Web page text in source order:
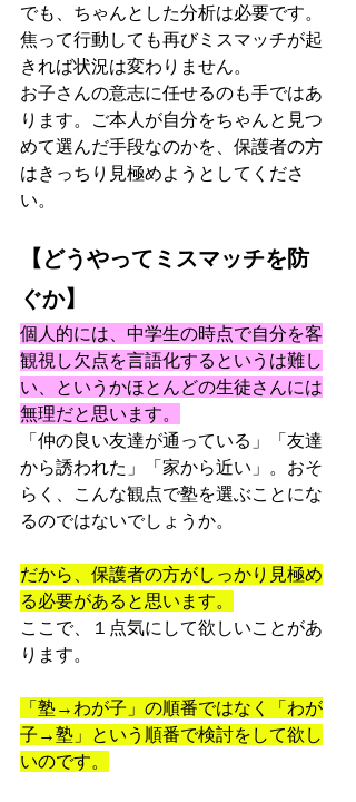
でも、ちゃんとした分析は必要です。
焦って行動しても再びミスマッチが起
きれば状況は変わりません。
お子さんの意志に任せるのも手ではあ
ります。ご本人が自分をちゃんと見つ
めて選んだ手段なのかを、保護者の方
はきっちり見極めようとしてくださ
い。
【どうやってミスマッチを防
ぐか】
個人的には、中学生の時点で自分を客
観視し欠点を言語化するというは難し
い、というかほとんどの生徒さんには
無理だと思います。
「仲の良い友達が通っている」「友達
から誘われた」「家から近い」。おそ
らく、こんな観点で塾を選ぶことにな
るのではないでしょうか。
だから、保護者の方がしっかり見極め
る必要があると思います。
ここで、１点気にして欲しいことがあ
ります。
「塾→わが子」の順番ではなく「わが
子→塾」という順番で検討をして欲し
いのです。